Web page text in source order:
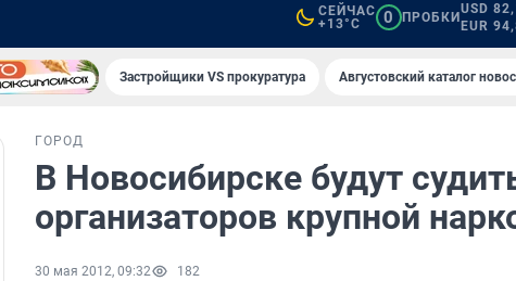
СЕЙЧАС
+13°C
0 ПРОБКИ
USD
EUR
Застройщики VS прокуратура Августовский каталог
ГОРОД
В Новосибирске будут
организаторов крупной
30 мая 2012, 09:32 182